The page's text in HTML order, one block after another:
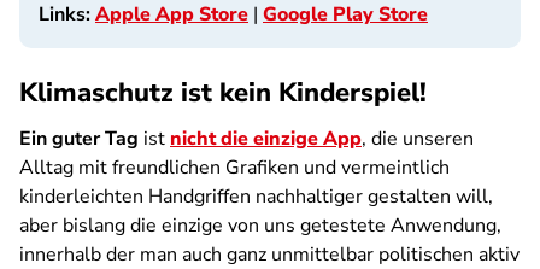
Links:Apple App Store | Google Play Store
Klimaschutz ist kein Kinderspiel!
Ein guter Tag ist nicht die einzige App, die unseren
Alltag mit freundlichen Grafiken und vermeintlich
kinderleichten Handgriffen nachhaltiger gestalten will,
aber bislang die einzige von uns getestete Anwendung,
innerhalb der man auch ganz unmittelbar politischen aktiv